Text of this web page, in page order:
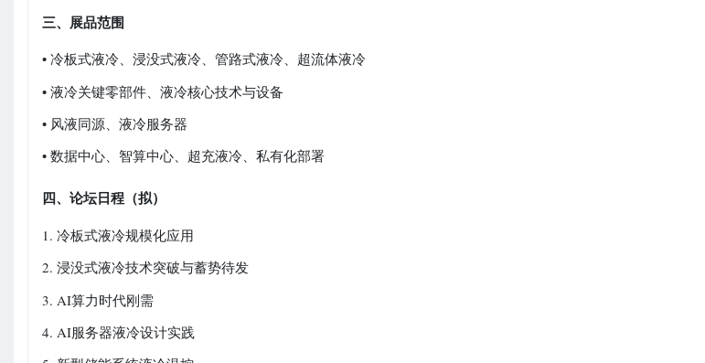
三、展品范围
• 冷板式液冷、浸没式液冷、管路式液冷、超流体液冷
• 液冷关键零部件、液冷核心技术与设备
• 风液同源、液冷服务器
• 数据中心、智算中心、超充液冷、私有化部署
四、论坛日程（拟）
1. 冷板式液冷规模化应用
2. 浸没式液冷技术突破与蓄势待发
3. AI算力时代刚需
4. AI服务器液冷设计实践